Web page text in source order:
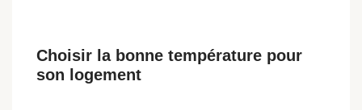
Choisir la bonne température pour
son logement